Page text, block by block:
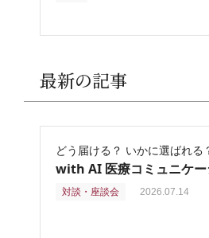
最新の記事
どう届ける？ いかに選ばれる
with AI 医療コミュニケー
対談・座談会 2026.07.14